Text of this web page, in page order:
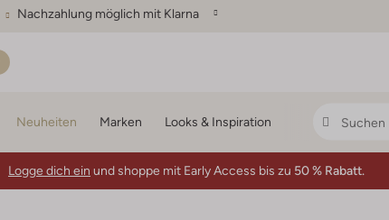
Nachzahlung möglich mit Klarna
Neuheiten Marken Looks & Inspiration
Logge dich ein und shoppe mit Early Access bis zu 50 % Rabatt.